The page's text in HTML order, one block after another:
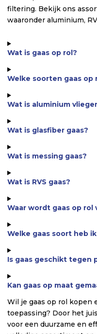
filtering. Bekijk ons
waaronder aluminium,
Wat is gaas op rol?
Welke soorten gaas op
Wat is aluminium
Wat is glasfiber gaas?
Wat is messing gaas?
Wat is RVS gaas?
Waar wordt gaas op rol
Welke gaas soort heb
Is gaas geschikt tegen
Kan gaas op maat
Wil je gaas op rol kopen
toepassing? Door het
voor een duurzame en